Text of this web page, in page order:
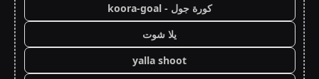
كورة جول - koora-goal
يلا شوت
yalla shoot